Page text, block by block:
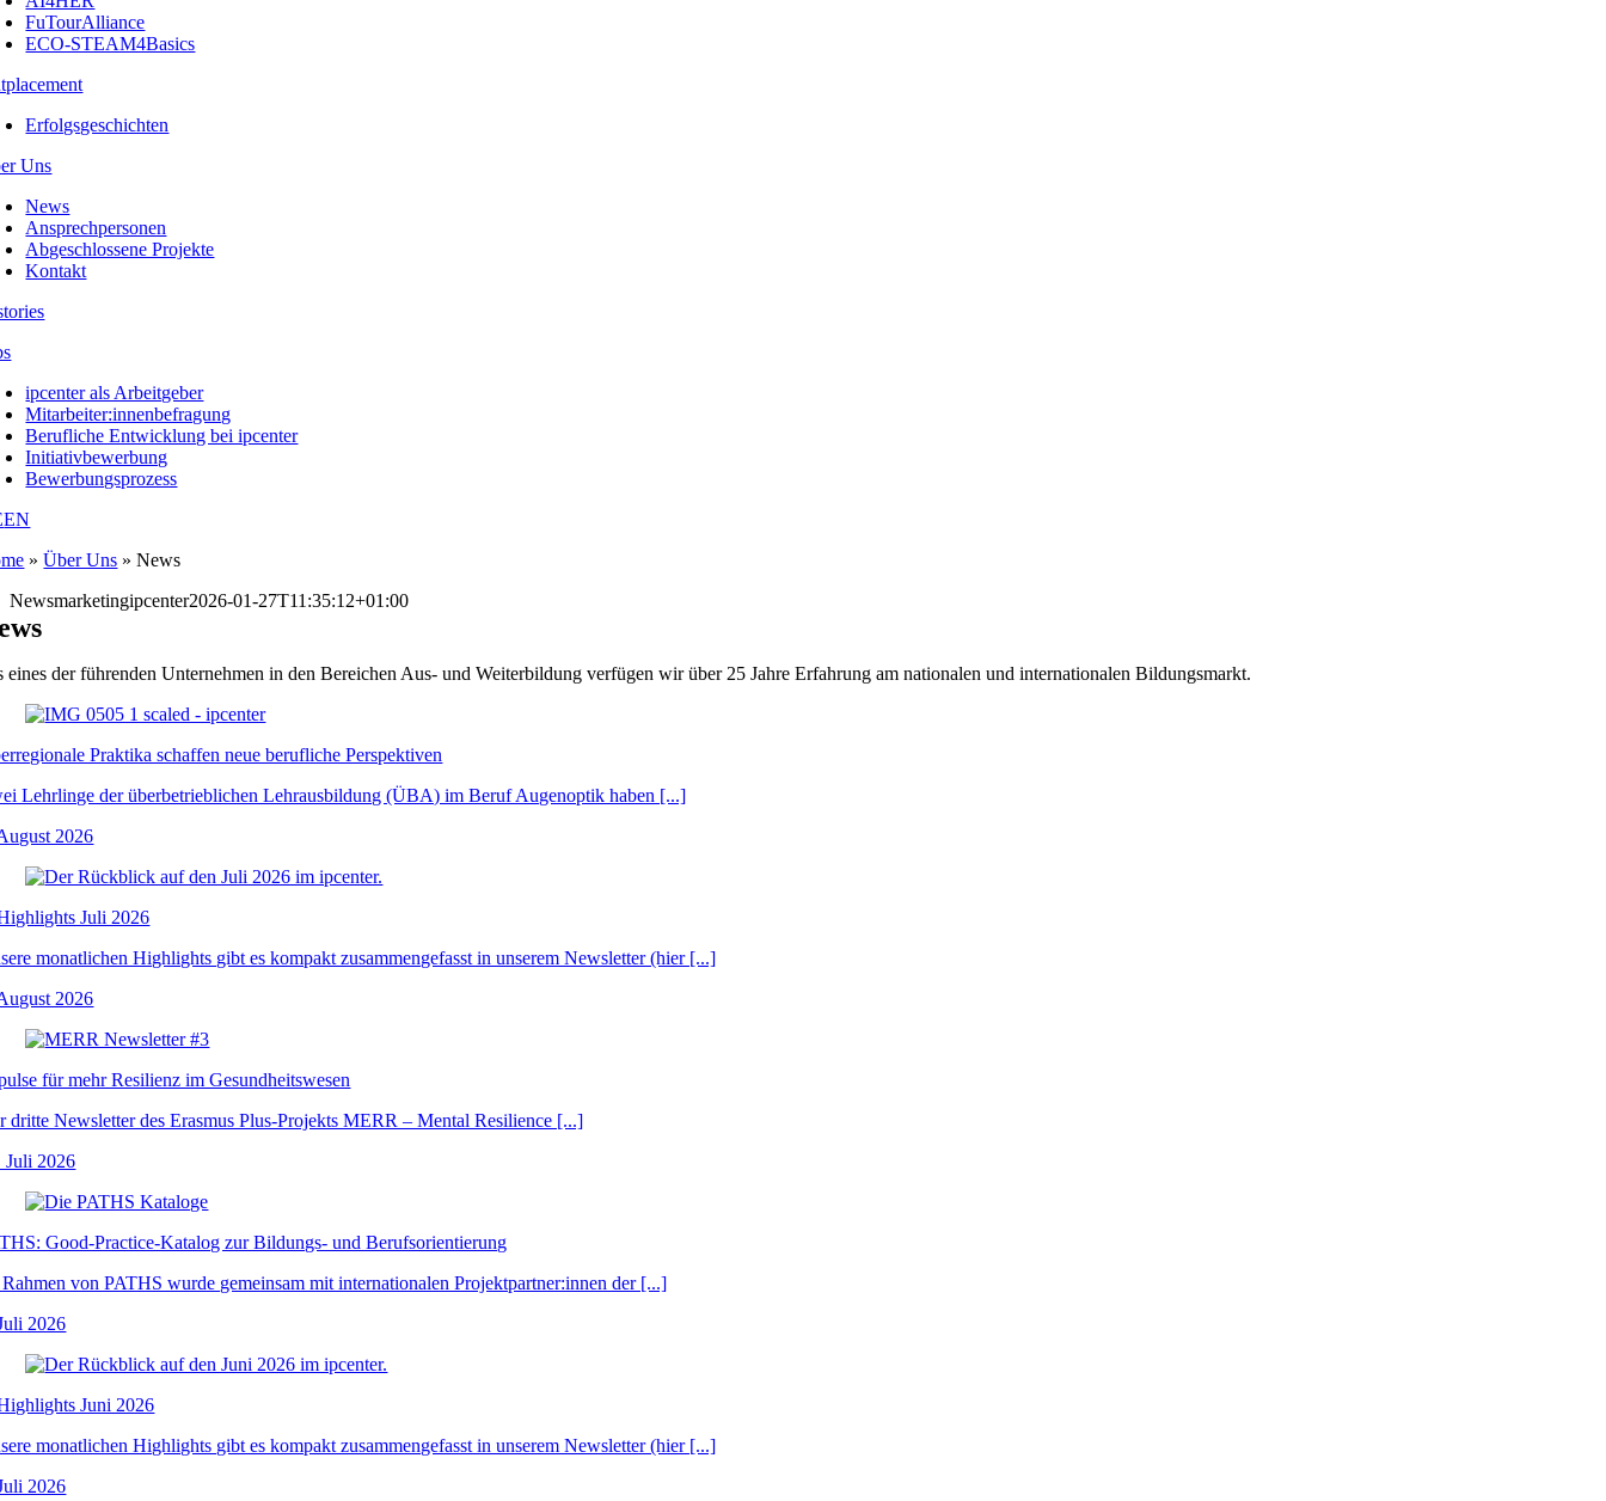
FuTourAlliance
ECO-STEAM4Basics
Erfolgsgeschichten
Uns
News
Ansprechpersonen
Abgeschlossene Projekte
Kontakt
ipcenter als Arbeitgeber
Mitarbeiter:innenbefragung
Berufliche Entwicklung bei ipcenter
Initiativbewerbung
Bewerbungsprozess
EN
»Über Uns »News
Newsmarketingipcenter2026-01-27T11:35:12+01:00
eines der führenden Unternehmen in den Bereichen Aus- und Weiterbildung verfügen wir über 25 Jahre Erfahrung am nationalen und internationalen Bildungsmarkt.
Praktika schaffen neue berufliche Perspektiven
Lehrlinge der überbetrieblichen Lehrausbildung (ÜBA) im Beruf Augenoptik haben [...]
2026
Juli 2026
monatlichen Highlights gibt es kompakt zusammengefasst in unserem Newsletter (hier [...]
2026
für mehr Resilienz im Gesundheitswesen
dritte Newsletter des Erasmus Plus-Projekts MERR – Mental Resilience [...]
Juli 2026
Good-Practice-Katalog zur Bildungs- und Berufsorientierung
von PATHS wurde gemeinsam mit internationalen Projektpartner:innen der [...]
2026
Juni 2026
monatlichen Highlights gibt es kompakt zusammengefasst in unserem Newsletter (hier [...]
2026